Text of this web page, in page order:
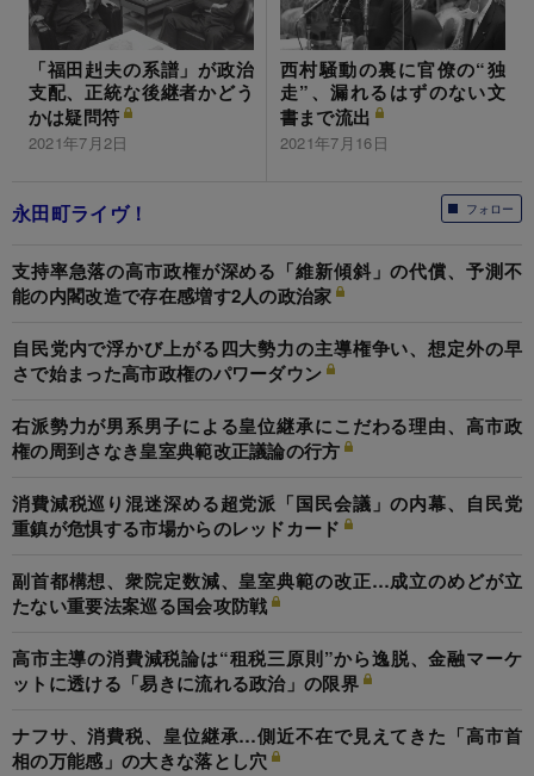
「福田赳夫の系譜」が政治
支配、正統な後継者かどう
かは疑問符
2021年7月2日
西村騒動の裏に官僚の“独
走”、漏れるはずのない文
書まで流出
2021年7月16日
フォロー
永田町ライヴ！
支持率急落の高市政権が深める「維新傾斜」の代償、予測不
能の内閣改造で存在感増す2人の政治家
自民党内で浮かび上がる四大勢力の主導権争い、想定外の早
さで始まった高市政権のパワーダウン
右派勢力が男系男子による皇位継承にこだわる理由、高市政
権の周到さなき皇室典範改正議論の行方
消費減税巡り混迷深める超党派「国民会議」の内幕、自民党
重鎮が危惧する市場からのレッドカード
副首都構想、衆院定数減、皇室典範の改正…成立のめどが立
たない重要法案巡る国会攻防戦
高市主導の消費減税論は“租税三原則”から逸脱、金融マーケ
ットに透ける「易きに流れる政治」の限界
ナフサ、消費税、皇位継承…側近不在で見えてきた「高市首
相の万能感」の大きな落とし穴